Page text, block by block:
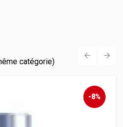
catégorie)
-8%